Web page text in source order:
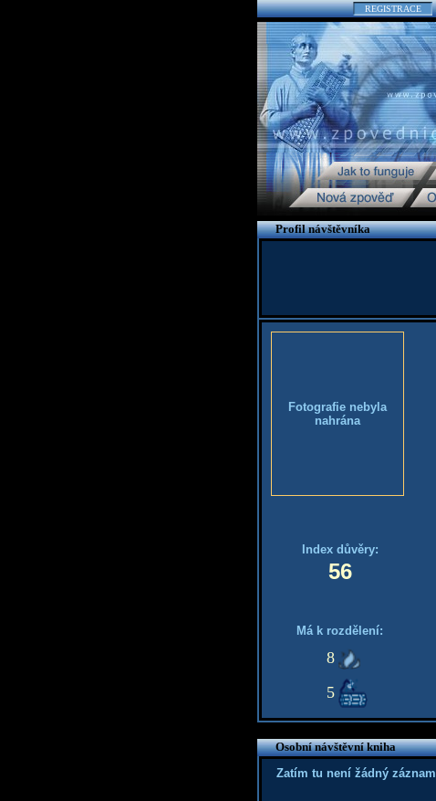
REGISTRACE
Profil návštěvníka
Fotografie nebyla
nahrána
Index důvěry:
56
Má k rozdělení:
8
5
Osobní návštěvní kniha
Zatím tu není žádný záznam